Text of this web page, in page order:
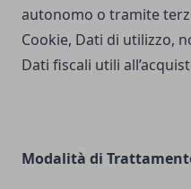
autonomo o tramite
Cookie, Dati di utilizzo,
Dati fiscali utili
Modalità di